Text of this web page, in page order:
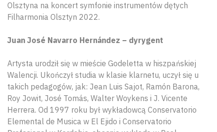
Olsztyna na koncert symfonie instrumentów dętych
Filharmonia Olsztyn 2022.
Juan José Navarro Hernández – dyrygent
Artysta urodził się w mieście Godeletta w hiszpańskiej
Walencji. Ukończył studia w klasie klarnetu, uczył się u
takich pedagogów, jak: Jean Luis Sajot, Ramón Barona,
Roy Jowit, José Tomás, Walter Woykens i J. Vicente
Herrera. Od 1997 roku był wykładowcą Conservatorio
Elemental de Musica w El Ejido i Conservatorio